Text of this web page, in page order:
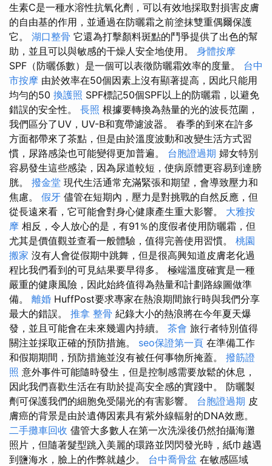
生素C是一種水溶性抗氧化劑，可以有效地採取對損害皮膚
的自由基的作用，並通過在防曬霜之前塗抹雙重偶爾保護
它。 湖口整骨 它還為打擊顏料斑點的鬥爭提供了出色的幫
助，並且可以與敏感的干燥人安全地使用。 身體按摩
SPF（防曬係數）是一個可以表徵防曬霜效率的度量。 台中
市按摩 由於效率在50個因素上沒有顯著提高，因此只能用
均勻的50 換護照 SPF標記50個SPF以上的防曬霜，以避免
錯誤的安全性。 長照 根據要轉換為熱量的光的波長范圍，
我們區分了UV，UV-B和寬帶濾波器。 春季的到來在許多
方面都帶來了茶點，但是由於溫度波動和改變生活方式習
慣，尿路感染也可能變得更加普遍。 台胞證過期 婦女特別
容易發生這些感染，因為尿道較短，使病原體更容易到達膀
胱。 撥金堂 現代生活通常充滿緊張和期望，會導致壓力和
焦慮。 假牙 儘管在短期內，壓力是對挑戰的自然反應，但
從長遠來看，它可能會對身心健康產生重大影響。 大雅按
摩 相反，令人放心的是，有91％的度假者使用防曬霜，但
尤其是價值觀並查看一般體驗，值得完善使用習慣。 桃園
搬家 沒有人會從假期中跳舞，但是很高興知道皮膚老化過
程比我們看到的可見結果要早得多。 極端溫度確實是一種
嚴重的健康風險，因此始終值得為熱量和計劃路線圖做準
備。 離婚 HuffPost要求專家在熱浪期間旅行時與我們分享
最大的錯誤。 推拿 整骨 紀錄大小的熱浪將在今年夏天爆
發，並且可能會在未來幾週內持續。 茶會 旅行者特別值得
關注並採取正確的預防措施。 seo保證第一頁 在準備工作
和假期期間，預防措施並沒有被任何事物所掩蓋。 撥筋證
照 意外事件可能隨時發生，但是控制感需要放鬆的休息，
因此我們喜歡​​生活在有助於提高安全感的實踐中。 防曬製
劑可保護我們的細胞免受陽光的有害影響。 台胞證過期 皮
膚癌的背景是由於遺傳因素具有紫外線輻射的DNA效應。
二手攤車回收 儘管大多數人在第一次洗澡後仍然拍攝海灘
照片，但隨著髮型跳入美麗的環路並閃閃發光時，紙巾越遇
到鹽海水，臉上的作弊就越少。 台中喬骨盆 在敏感區域